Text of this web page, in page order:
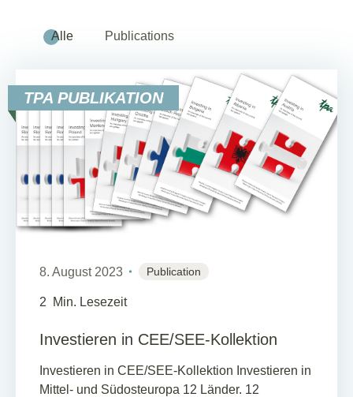
Alle Publications
TPA PUBLIKATION
8. August 2023 Publication
2 Min. Lesezeit
Investieren in CEE/SEE-Kollektion
Investieren in CEE/SEE-Kollektion Investieren in
Mittel- und Südosteuropa 12 Länder. 12